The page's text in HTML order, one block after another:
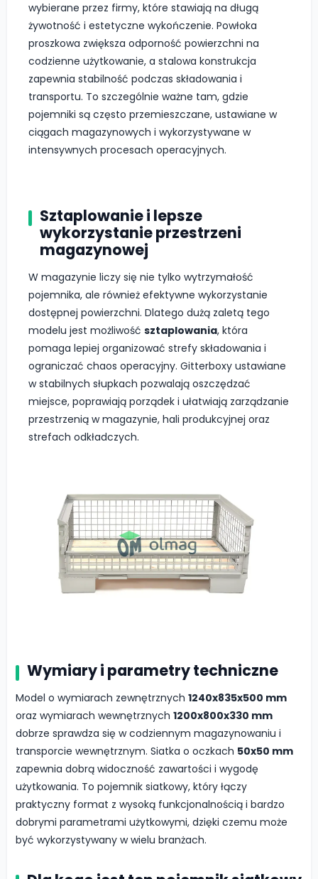
wybierane przez firmy, które stawiają na długą
żywotność i estetyczne wykończenie. Powłoka
proszkowa zwiększa odporność powierzchni na
codzienne użytkowanie, a stalowa konstrukcja
zapewnia stabilność podczas składowania i
transportu. To szczególnie ważne tam, gdzie
pojemniki są często przemieszczane, ustawiane w
ciągach magazynowych i wykorzystywane w
intensywnych procesach operacyjnych.
Sztaplowanie i lepsze
wykorzystanie przestrzeni
magazynowej
W magazynie liczy się nie tylko wytrzymałość
pojemnika, ale również efektywne wykorzystanie
dostępnej powierzchni. Dlatego dużą zaletą tego
modelu jest możliwość sztaplowania, która
pomaga lepiej organizować strefy składowania i
ograniczać chaos operacyjny. Gitterboxy ustawiane
w stabilnych słupkach pozwalają oszczędzać
miejsce, poprawiają porządek i ułatwiają zarządzanie
przestrzenią w magazynie, hali produkcyjnej oraz
strefach odkładczych.
Wymiary i parametry techniczne
Model o wymiarach zewnętrznych 1240x835x500 mm
oraz wymiarach wewnętrznych 1200x800x330 mm
dobrze sprawdza się w codziennym magazynowaniu i
transporcie wewnętrznym. Siatka o oczkach 50x50 mm
zapewnia dobrą widoczność zawartości i wygodę
użytkowania. To pojemnik siatkowy, który łączy
praktyczny format z wysoką funkcjonalnością i bardzo
dobrymi parametrami użytkowymi, dzięki czemu może
być wykorzystywany w wielu branżach.